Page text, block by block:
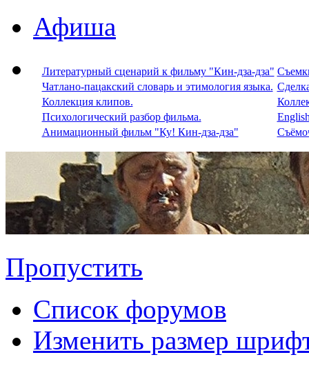
Афиша
Литературный сценарий к фильму "Кин-дза-дза"
Чатлано-пацакский словарь и этимология языка.
Коллекция клипов.
Психологический разбор фильма.
Анимационный фильм "Ку! Кин-дза-дза"
Пропустить
Список форумов
Изменить размер